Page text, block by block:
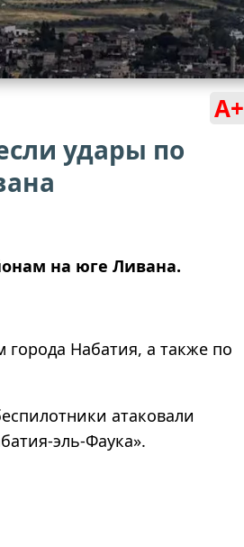
A+
удары по
на юге Ливана.
Набатия, а также по
атаковали
эль-Фаука».